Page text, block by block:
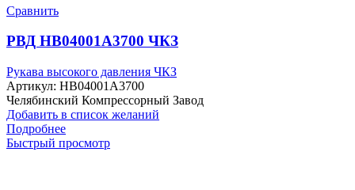
Сравнить
РВД HB04001A3700 ЧКЗ
Рукава высокого давления ЧКЗ
Артикул: HB04001A3700
Челябинский Компрессорный Завод
Добавить в список желаний
Подробнее
Быстрый просмотр